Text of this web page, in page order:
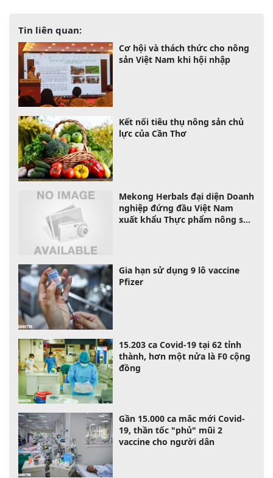
Tin liên quan:
Cơ hội và thách thức cho nông
sản Việt Nam khi hội nhập
Kết nối tiêu thụ nông sản chủ
lực của Cần Thơ
Mekong Herbals đại diện Doanh
nghiệp đứng đầu Việt Nam
xuất khẩu Thực phẩm nông sản
Gia hạn sử dụng 9 lô vaccine
Pfizer
15.203 ca Covid-19 tại 62 tỉnh
thành, hơn một nửa là F0 cộng
đồng
Gần 15.000 ca mắc mới Covid-
19, thần tốc "phủ" mũi 2
vaccine cho người dân